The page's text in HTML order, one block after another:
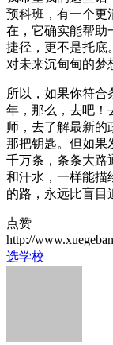
预科班，有一个更
在，它确实能帮助
捷径，更不是托底
对未来沉甸甸的梦
所以，如果你符合
年，那么，去吧！
师，去了解最新的
那把钥匙。但如果
千万条，条条大路
和汗水，一样能描
的路，永远比盲目
点赞
http://
选学校